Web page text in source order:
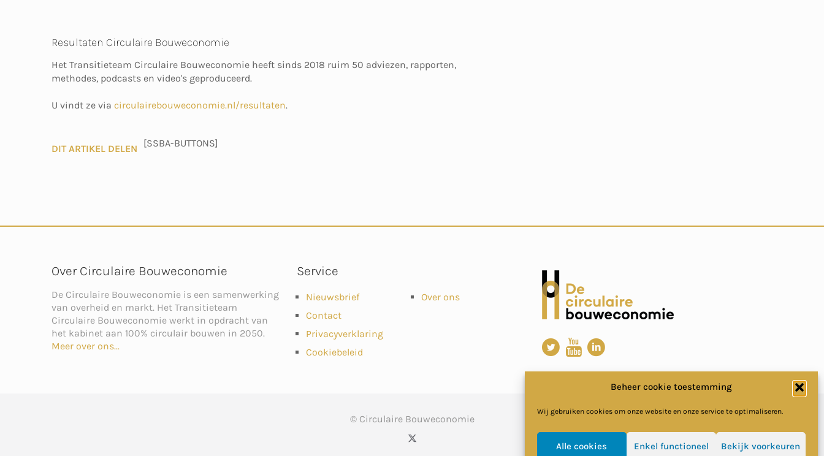
Beheer cookie toestemming
Wij gebruiken cookies om onze website en onze service te optimaliseren.
Alle cookies Enkel functioneel Bekijk voorkeuren
Resultaten Circulaire Bouweconomie
Het Transitieteam Circulaire Bouweconomie heeft sinds 2018 ruim 50 adviezen, rapporten,
methodes, podcasts en video's geproduceerd.
U vindt ze via circulairebouweconomie.nl/resultaten.
DIT ARTIKEL DELEN [SSBA-BUTTONS]
Over Circulaire Bouweconomie
De Circulaire Bouweconomie is een samenwerking
van overheid en markt. Het Transitieteam
Circulaire Bouweconomie werkt in opdracht van
het kabinet aan 100% circulair bouwen in 2050.
Meer over ons...
Service
Nieuwsbrief
Contact
Privacyverklaring
Cookiebeleid
Over ons
© Circulaire Bouweconomie